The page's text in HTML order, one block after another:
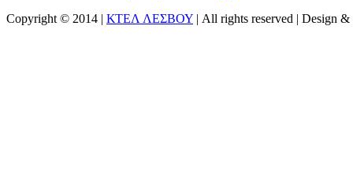
Copyright © 2014 | ΚΤΕΛ ΛΕΣΒΟΥ | All rights reserved | Design &